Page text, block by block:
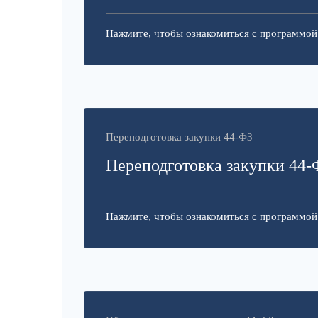
Нажмите, чтобы ознакомиться с программой
Переподготовка закупки 44-ФЗ
Переподготовка закупки
Нажмите, чтобы ознакомиться с программой